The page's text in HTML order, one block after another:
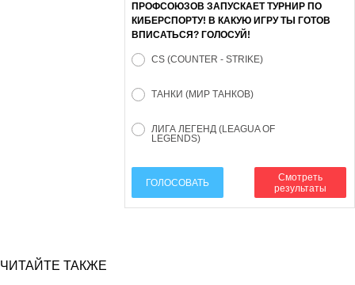
ПРОФСОЮЗОВ ЗАПУСКАЕТ ТУРНИР ПО
КИБЕРСПОРТУ! В КАКУЮ ИГРУ ТЫ ГОТОВ
ВПИСАТЬСЯ? ГОЛОСУЙ!
CS (COUNTER - STRIKE)
ТАНКИ (МИР ТАНКОВ)
ЛИГА ЛЕГЕНД (LEAGUA OF
LEGENDS)
ГОЛОСОВАТЬ
Смотреть
результаты
ЧИТАЙТЕ ТАКЖЕ